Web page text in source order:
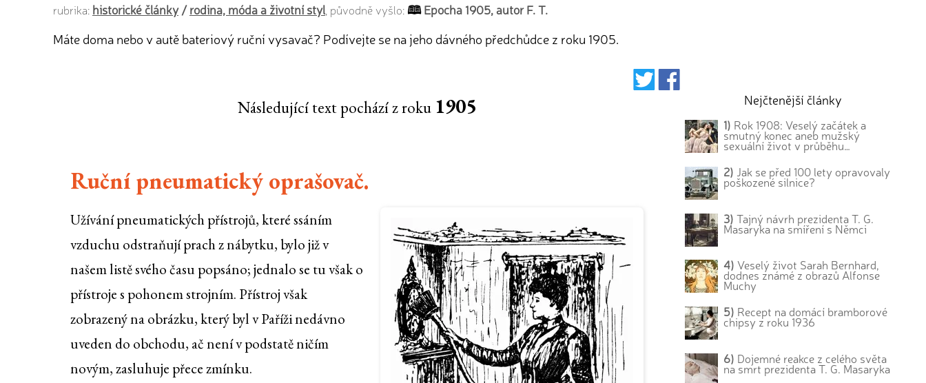
rubrika: historické články/rodina, móda a životní styl , původně vyšlo: Epocha 1905, autor F. T.
Máte doma nebo v autě bateriový ruční vysavač? Podívejte se na jeho dávného předchůdce z roku 1905.
Následující text pochází z roku 1905
Ruční pneumatický oprašovač.
Užívání pneumatických přístrojů, které ssáním
vzduchu odstraňují prach z nábytku, bylo již v
našem listě svého času popsáno; jednalo se tu však o
přístroje s pohonem strojním. Přístroj však
zobrazený na obrázku, který byl v Paříži nedávno
uveden do obchodu, ač není v podstatě ničím
novým, zasluhuje přece zmínku.
Nejčtenější články
1) Rok 1908: Veselý začátek a
smutný konec aneb mužský
sexuální život v průběhu…
2) Jak se před 100 lety opravovaly
poškozené silnice?
3) Tajný návrh prezidenta T. G.
Masaryka na smíření s Němci
4) Veselý život Sarah Bernhard,
dodnes známé z obrazů Alfonse
Muchy
5) Recept na domácí bramborové
chipsy z roku 1936
6) Dojemné reakce z celého světa
na smrt prezidenta T. G. Masaryka